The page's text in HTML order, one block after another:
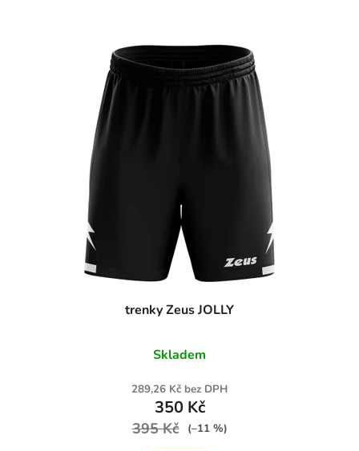
trenky Zeus JOLLY
Skladem
289,26 Kč bez DPH
350 Kč
395 Kč (–11 %)